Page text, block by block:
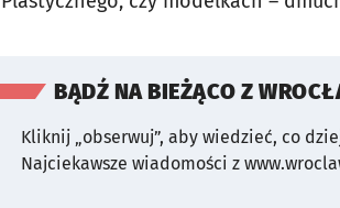
BĄDŹ NA BIEŻĄCO Z
Kliknij „obserwuj”, aby wiedzieć, co
Najciekawsze wiadomości z